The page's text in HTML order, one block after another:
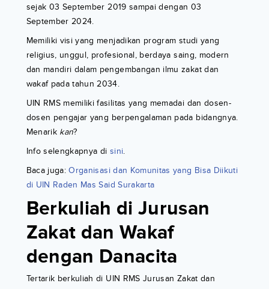
sejak 03 September 2019 sampai dengan 03
September 2024.
Memiliki visi yang menjadikan program studi yang
religius, unggul, profesional, berdaya saing, modern
dan mandiri dalam pengembangan ilmu zakat dan
wakaf pada tahun 2034.
UIN RMS memiliki fasilitas yang memadai dan dosen-
dosen pengajar yang berpengalaman pada bidangnya.
Menarik kan?
Info selengkapnya di sini.
Baca juga:Organisasi dan Komunitas yang Bisa Diikuti
di UIN Raden Mas Said Surakarta
Berkuliah di Jurusan
Zakat dan Wakaf
dengan Danacita
Tertarik berkuliah di UIN RMS Jurusan Zakat dan